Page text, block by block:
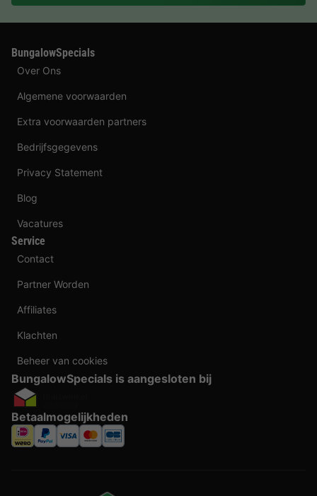
BungalowSpecials
Over Ons
Algemene voorwaarden
Extra voorwaarden partners
Bedrijfsgegevens
Privacy Statement
Blog
Vacatures
Service
Contact
Partner Worden
Affiliates
Klachten
Beheer van cookies
BungalowSpecials is aangesloten bij
Betaalmogelijkheden